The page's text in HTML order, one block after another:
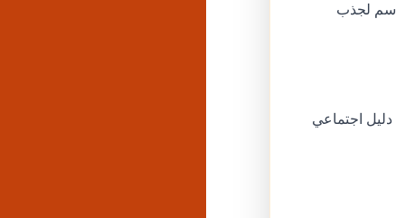
لجذب
على دليل اجتماعي